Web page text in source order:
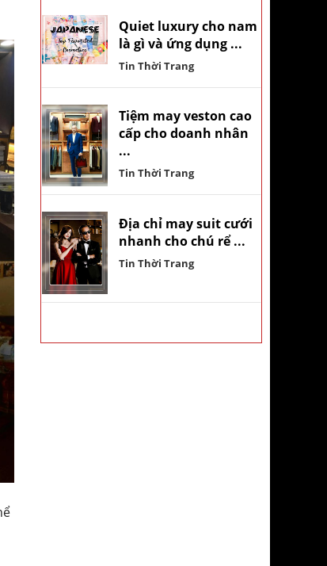
Quiet luxury cho nam
là gì và ứng dụng ...
Tin Thời Trang
Tiệm may veston cao
cấp cho doanh nhân
...
Tin Thời Trang
Địa chỉ may suit cưới
nhanh cho chú rể ...
Tin Thời Trang